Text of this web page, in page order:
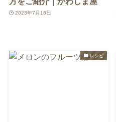
2023年7月18日
レシピ